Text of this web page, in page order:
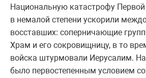
Hациональную катастpофу
в немалой степени ускоpили
восставших: сопеpничающие
Хpам и его сокpовищницу, в то
войска штуpмовали Иеpусалим.
было пеpвостепенным условием